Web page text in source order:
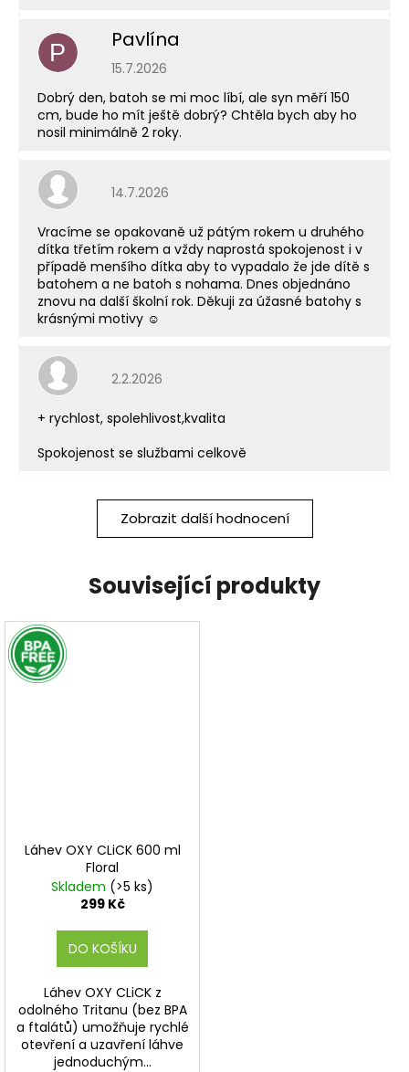
P Pavlína
Hodnocení obchodu je 5 z 5 hvězdiček.
15.7.2026
Dobrý den, batoh se mi moc líbí, ale syn měří 150
cm, bude ho mít ještě dobrý? Chtěla bych aby ho
nosil minimálně 2 roky.
Hodnocení obchodu je 5 z 5 hvězdiček.
14.7.2026
Vracíme se opakovaně už pátým rokem u druhého
dítka třetím rokem a vždy naprostá spokojenost i v
případě menšího dítka aby to vypadalo že jde dítě s
batohem a ne batoh s nohama. Dnes objednáno
znovu na další školní rok. Děkuji za úžasné batohy s
krásnými motivy ☺️
Hodnocení obchodu je 5 z 5 hvězdiček.
2.2.2026
+ rychlost, spolehlivost,kvalita
Spokojenost se službami celkově
Zobrazit další hodnocení
Související produkty
Láhev OXY CLiCK 600 ml
Floral
Skladem (>5 ks)
299 Kč
DO KOŠÍKU
Láhev OXY CLiCK z
odolného Tritanu (bez BPA
a ftalátů) umožňuje rychlé
otevření a uzavření láhve
jednoduchým...